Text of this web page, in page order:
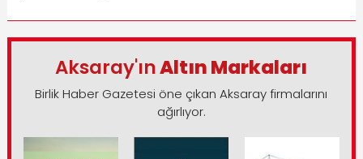
Aksaray'ınAltın Markaları
Birlik Haber Gazetesi öne çıkan Aksaray firmalarını
ağırlıyor.